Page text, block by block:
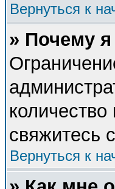
Вернуться к
» Почему
свяжитесь
Вернуться к